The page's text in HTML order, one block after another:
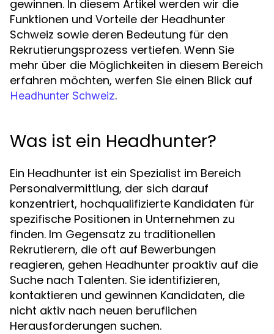
gewinnen. In diesem Artikel werden wir die
Funktionen und Vorteile der Headhunter
Schweiz sowie deren Bedeutung für den
Rekrutierungsprozess vertiefen. Wenn Sie
mehr über die Möglichkeiten in diesem Bereich
erfahren möchten, werfen Sie einen Blick auf
Headhunter Schweiz.
Was ist ein Headhunter?
Ein Headhunter ist ein Spezialist im Bereich
Personalvermittlung, der sich darauf
konzentriert, hochqualifizierte Kandidaten für
spezifische Positionen in Unternehmen zu
finden. Im Gegensatz zu traditionellen
Rekrutierern, die oft auf Bewerbungen
reagieren, gehen Headhunter proaktiv auf die
Suche nach Talenten. Sie identifizieren,
kontaktieren und gewinnen Kandidaten, die
nicht aktiv nach neuen beruflichen
Herausforderungen suchen.